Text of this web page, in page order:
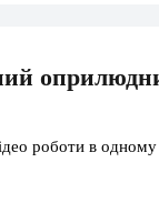
роботи в одному